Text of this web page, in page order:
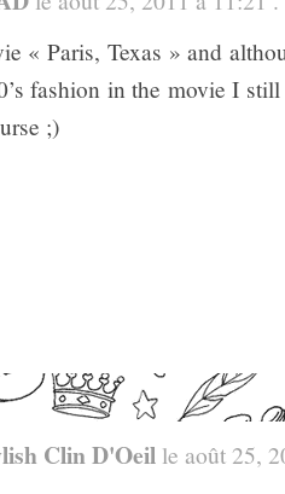
« Paris, Texas » and
fashion in the movie I
;)
Clin D'Oeil le août 25,